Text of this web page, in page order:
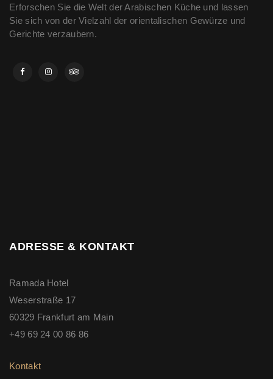
Erforschen Sie die Welt der Arabischen Küche und lassen
Sie sich von der Vielzahl der orientalischen Gewürze und
Gerichte verzaubern.
ADRESSE & KONTAKT
Ramada Hotel
Weserstraße 17
60329 Frankfurt am Main
+49 69 24 00 86 86
Kontakt